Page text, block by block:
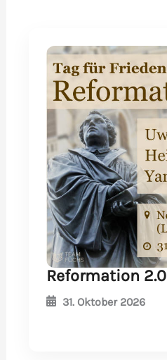
Reformation 2.0
31. Oktober 2026